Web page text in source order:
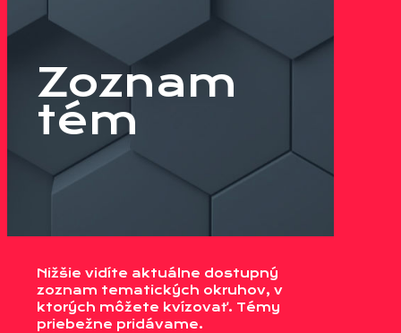
Zoznam
tém
Nižšie vidíte aktuálne dostupný
zoznam tematických okruhov, v
ktorých môžete kvízovať. Témy
priebežne pridávame.